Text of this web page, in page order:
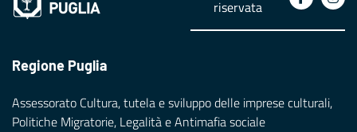
riservata
Regione Puglia
Assessorato Cultura, tutela e sviluppo delle imprese culturali,
Politiche Migratorie, Legalità e Antimafia sociale